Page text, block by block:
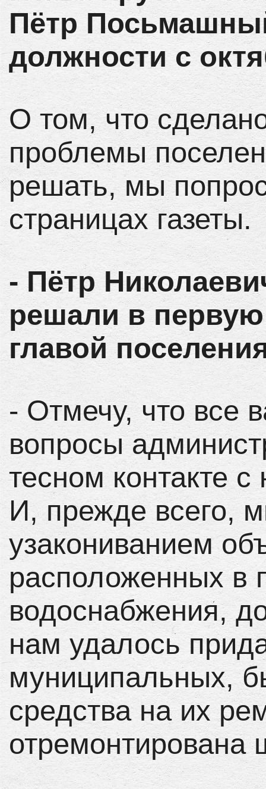
Пётр
должности с
О том, что
проблемы
решать, мы
страницах газеты.
- Пётр
решали в первую
главой
- Отмечу, что все
вопросы
тесном контакте
И, прежде всего,
узакониванием
расположенных в
водоснабжения,
нам удалось
муниципальных,
средства на их
отремонтирована